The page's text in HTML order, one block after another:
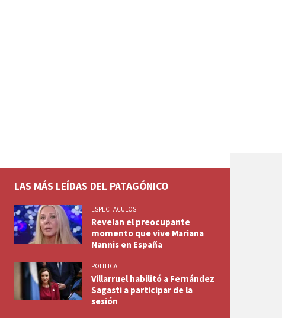
LAS MÁS LEÍDAS DEL PATAGÓNICO
ESPECTACULOS
Revelan el preocupante
momento que vive Mariana
Nannis en España
POLITICA
Villarruel habilitó a Fernández
Sagasti a participar de la
sesión